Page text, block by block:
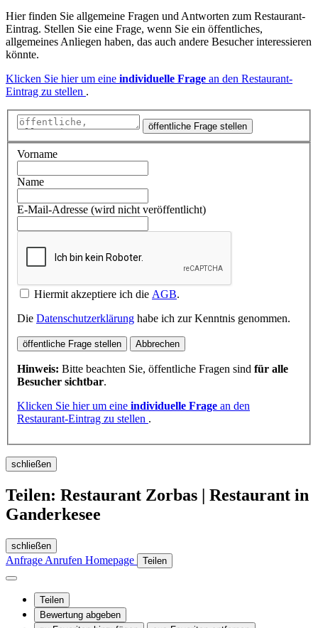
Hier finden Sie allgemeine Fragen und Antworten zum Restaurant-
Eintrag. Stellen Sie eine Frage, wenn Sie ein öffentliches,
allgemeines Anliegen haben, das auch andere Besucher interessieren
könnte.
Klicken Sie hier um eine individuelle Frage an den Restaurant-
Eintrag zu stellen .
öffentliche Frage stellen
Vorname
Name
E-Mail-Adresse (wird nicht veröffentlicht)
Hiermit akzeptiere ich die AGB.
Die Datenschutzerklärung habe ich zur Kenntnis genommen.
öffentliche Frage stellen Abbrechen
Hinweis: Bitte beachten Sie, öffentliche Fragen sind für alle
Besucher sichtbar.
Klicken Sie hier um eine individuelle Frage an den
Restaurant-Eintrag zu stellen .
schließen
Teilen: Restaurant Zorbas | Restaurant in
Ganderkesee
schließen
Anfrage Anrufen Homepage Teilen
Teilen
Bewertung abgeben